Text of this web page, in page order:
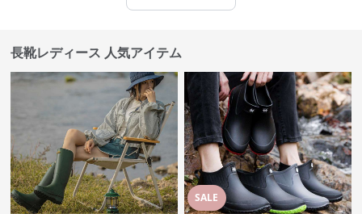
長靴レディース 人気アイテム
SALE